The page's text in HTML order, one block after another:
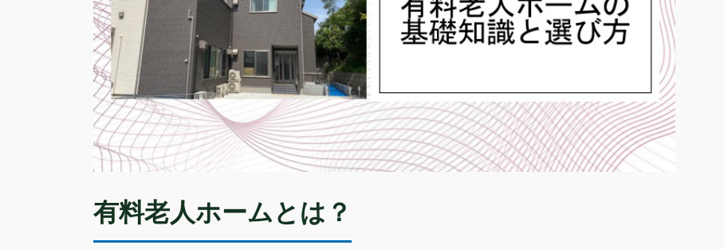
有料老人ホームとは？